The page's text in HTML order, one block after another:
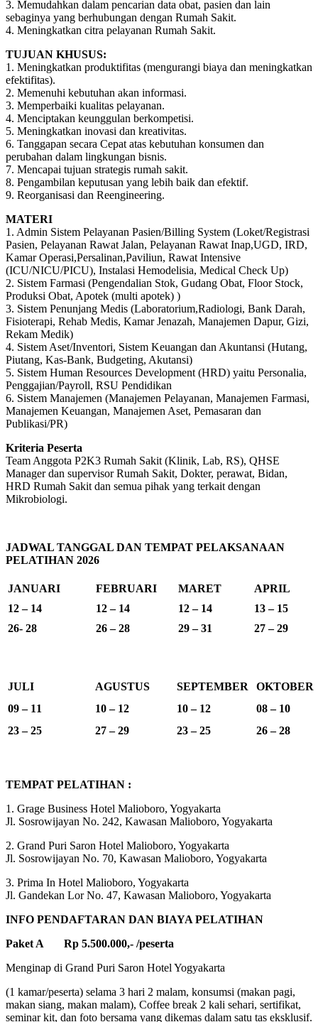
3. Memudahkan dalam pencarian data obat, pasien dan lain
sebaginya yang berhubungan dengan Rumah Sakit.
4. Meningkatkan citra pelayanan Rumah Sakit.
TUJUAN KHUSUS:
1. Meningkatkan produktifitas (mengurangi biaya dan meningkatkan
efektifitas).
2. Memenuhi kebutuhan akan informasi.
3. Memperbaiki kualitas pelayanan.
4. Menciptakan keunggulan berkompetisi.
5. Meningkatkan inovasi dan kreativitas.
6. Tanggapan secara Cepat atas kebutuhan konsumen dan
perubahan dalam lingkungan bisnis.
7. Mencapai tujuan strategis rumah sakit.
8. Pengambilan keputusan yang lebih baik dan efektif.
9. Reorganisasi dan Reengineering.
MATERI
1. Admin Sistem Pelayanan Pasien/Billing System (Loket/Registrasi
Pasien, Pelayanan Rawat Jalan, Pelayanan Rawat Inap,UGD, IRD,
Kamar Operasi,Persalinan,Paviliun, Rawat Intensive
(ICU/NICU/PICU), Instalasi Hemodelisia, Medical Check Up)
2. Sistem Farmasi (Pengendalian Stok, Gudang Obat, Floor Stock,
Produksi Obat, Apotek (multi apotek) )
3. Sistem Penunjang Medis (Laboratorium,Radiologi, Bank Darah,
Fisioterapi, Rehab Medis, Kamar Jenazah, Manajemen Dapur, Gizi,
Rekam Medik)
4. Sistem Aset/Inventori, Sistem Keuangan dan Akuntansi (Hutang,
Piutang, Kas-Bank, Budgeting, Akutansi)
5. Sistem Human Resources Development (HRD) yaitu Personalia,
Penggajian/Payroll, RSU Pendidikan
6. Sistem Manajemen (Manajemen Pelayanan, Manajemen Farmasi,
Manajemen Keuangan, Manajemen Aset, Pemasaran dan
Publikasi/PR)
Kriteria Peserta
Team Anggota P2K3 Rumah Sakit (Klinik, Lab, RS), QHSE
Manager dan supervisor Rumah Sakit, Dokter, perawat, Bidan,
HRD Rumah Sakit dan semua pihak yang terkait dengan
Mikrobiologi.
JADWAL TANGGAL DAN TEMPAT PELAKSANAAN
PELATIHAN 2026
JANUARI FEBRUARI MARET
APRIL
12 – 14
12 – 14 12 – 14
13 – 15
26- 28
26 – 28 29 – 31 27 – 29
JULI AGUSTUS SEPTEMBER
OKTOBER
09 – 11
10 – 12 10 – 12
08 – 10
23 – 25
27 – 29 23 – 25 26 – 28
TEMPAT PELATIHAN :
1. Grage Business Hotel Malioboro, Yogyakarta
Jl. Sosrowijayan No. 242, Kawasan Malioboro, Yogyakarta
2. Grand Puri Saron Hotel Malioboro, Yogyakarta
Jl. Sosrowijayan No. 70, Kawasan Malioboro, Yogyakarta
3. Prima In Hotel Malioboro, Yogyakarta
Jl. Gandekan Lor No. 47, Kawasan Malioboro, Yogyakarta
INFO PENDAFTARAN DAN BIAYA PELATIHAN
Paket A Rp 5.500.000,- /peserta
Menginap di Grand Puri Saron Hotel Yogyakarta
(1 kamar/peserta) selama 3 hari 2 malam, konsumsi (makan pagi,
makan siang, makan malam), Coffee break 2 kali sehari, sertifikat,
seminar kit, dan foto bersama yang dikemas dalam satu tas eksklusif.